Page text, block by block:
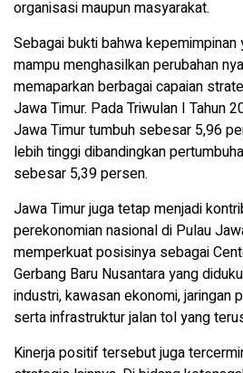
organisasi maupun masyarakat.
Sebagai bukti bahwa
mampu menghasilkan perubahan
memaparkan berbagai capaian
Jawa Timur. Pada Triwulan I Tahun
Jawa Timur tumbuh sebesar 5,96
lebih tinggi dibandingkan
sebesar 5,39 persen.
Jawa Timur juga tetap menjadi
perekonomian nasional di Pulau
memperkuat posisinya sebagai
Gerbang Baru Nusantara yang
industri, kawasan ekonomi, jaringan
serta infrastruktur jalan tol yang
Kinerja positif tersebut juga